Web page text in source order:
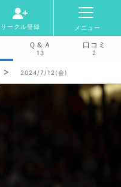
サークル登録 メニュー
Ｑ＆Ａ
13
口コミ
2
2024/7/12(金)